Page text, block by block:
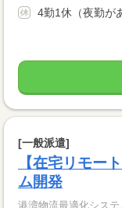
4勤1休（夜勤が
[一般派遣]
【在宅リモー
ム開発
港湾物流最適化システム開発を